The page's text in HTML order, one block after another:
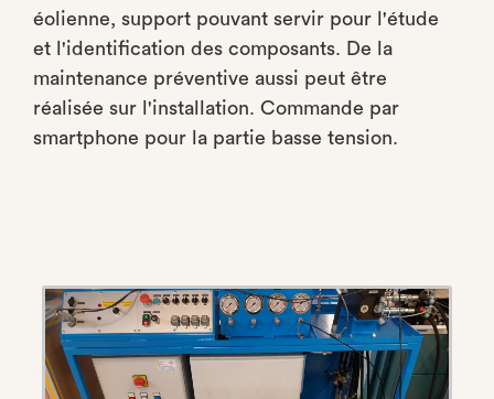
éolienne, support pouvant servir pour l'étude
et l'identification des composants. De la
maintenance préventive aussi peut être
réalisée sur l'installation. Commande par
smartphone pour la partie basse tension.